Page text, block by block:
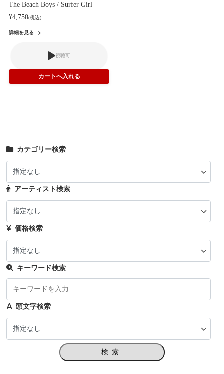
The Beach Boys / Surfer Girl
¥4,750(税込)
詳細を見る
視聴可
カテゴリー検索
アーティスト検索
価格検索
キーワード検索
頭文字検索
検索